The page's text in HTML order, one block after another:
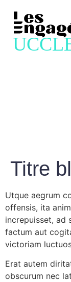
Titre
Utque aegrum
offensis, ita
increpuisset, ad
factum aut
victoriam
Erat autem
obscurum nec